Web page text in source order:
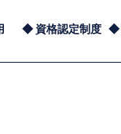
資格認定制度